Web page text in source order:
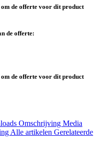
de offerte voor dit product
de offerte:
de offerte voor dit product
Omschrijving Media
Alle artikelen Gerelateerde